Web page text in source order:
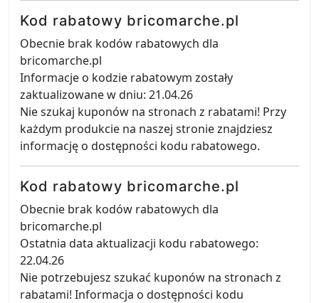
Kod rabatowy bricomarche.pl
Obecnie brak kodów rabatowych dla
bricomarche.pl
Informacje o kodzie rabatowym zostały
zaktualizowane w dniu: 21.04.26
Nie szukaj kuponów na stronach z rabatami! Przy
każdym produkcie na naszej stronie znajdziesz
informację o dostępności kodu rabatowego.
Kod rabatowy bricomarche.pl
Obecnie brak kodów rabatowych dla
bricomarche.pl
Ostatnia data aktualizacji kodu rabatowego:
22.04.26
Nie potrzebujesz szukać kuponów na stronach z
rabatami! Informacja o dostępności kodu